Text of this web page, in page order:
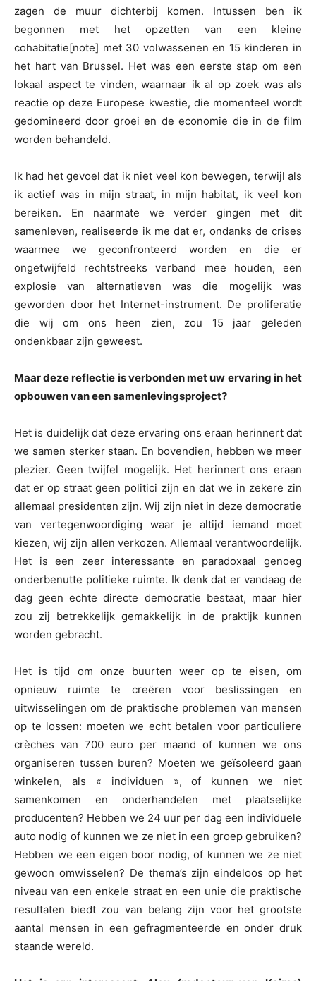
zagen de muur dichterbij komen. Intussen ben ik
begonnen met het opzetten van een kleine
cohabitatie[note] met 30 volwassenen en 15 kinderen in
het hart van Brussel. Het was een eerste stap om een
lokaal aspect te vinden, waarnaar ik al op zoek was als
reactie op deze Europese kwestie, die momenteel wordt
gedomineerd door groei en de economie die in de film
worden behandeld.
Ik had het gevoel dat ik niet veel kon bewegen, terwijl als
ik actief was in mijn straat, in mijn habitat, ik veel kon
bereiken. En naarmate we verder gingen met dit
samenleven, realiseerde ik me dat er, ondanks de crises
waarmee we geconfronteerd worden en die er
ongetwijfeld rechtstreeks verband mee houden, een
explosie van alternatieven was die mogelijk was
geworden door het Internet-instrument. De proliferatie
die wij om ons heen zien, zou 15 jaar geleden
ondenkbaar zijn geweest.
Maar deze reflectie is verbonden met uw ervaring in het
opbouwen van een samenlevingsproject?
Het is duidelijk dat deze ervaring ons eraan herinnert dat
we samen sterker staan. En bovendien, hebben we meer
plezier. Geen twijfel mogelijk. Het herinnert ons eraan
dat er op straat geen politici zijn en dat we in zekere zin
allemaal presidenten zijn. Wij zijn niet in deze democratie
van vertegenwoordiging waar je altijd iemand moet
kiezen, wij zijn allen verkozen. Allemaal verantwoordelijk.
Het is een zeer interessante en paradoxaal genoeg
onderbenutte politieke ruimte. Ik denk dat er vandaag de
dag geen echte directe democratie bestaat, maar hier
zou zij betrekkelijk gemakkelijk in de praktijk kunnen
worden gebracht.
Het is tijd om onze buurten weer op te eisen, om
opnieuw ruimte te creëren voor beslissingen en
uitwisselingen om de praktische problemen van mensen
op te lossen: moeten we echt betalen voor particuliere
crèches van 700 euro per maand of kunnen we ons
organiseren tussen buren? Moeten we geïsoleerd gaan
winkelen, als « individuen », of kunnen we niet
samenkomen en onderhandelen met plaatselijke
producenten? Hebben we 24 uur per dag een individuele
auto nodig of kunnen we ze niet in een groep gebruiken?
Hebben we een eigen boor nodig, of kunnen we ze niet
gewoon omwisselen? De thema’s zijn eindeloos op het
niveau van een enkele straat en een unie die praktische
resultaten biedt zou van belang zijn voor het grootste
aantal mensen in een gefragmenteerde en onder druk
staande wereld.